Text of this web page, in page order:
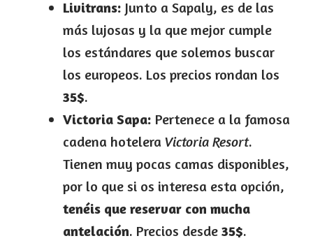
Livitrans: Junto a Sapaly, es de las
más lujosas y la que mejor cumple
los estándares que solemos buscar
los europeos. Los precios rondan los
35$.
Victoria Sapa: Pertenece a la famosa
cadena hotelera Victoria Resort.
Tienen muy pocas camas disponibles,
por lo que si os interesa esta opción,
tenéis que reservar con mucha
antelación. Precios desde 35$.